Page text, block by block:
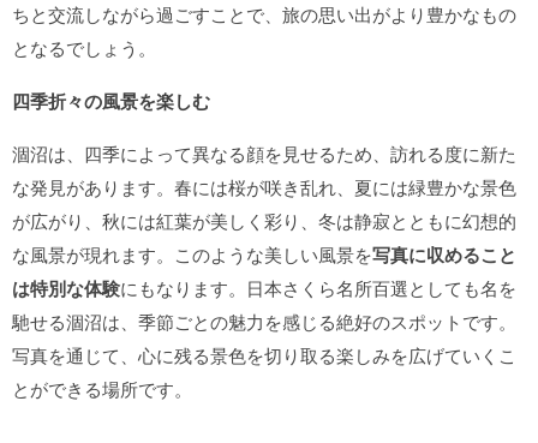
ちと交流しながら過ごすことで、旅の思い出がより豊かなもの
となるでしょう。
四季折々の風景を楽しむ
涸沼は、四季によって異なる顔を見せるため、訪れる度に新た
な発見があります。春には桜が咲き乱れ、夏には緑豊かな景色
が広がり、秋には紅葉が美しく彩り、冬は静寂とともに幻想的
な風景が現れます。このような美しい風景を写真に収めること
は特別な体験にもなります。日本さくら名所百選としても名を
馳せる涸沼は、季節ごとの魅力を感じる絶好のスポットです。
写真を通じて、心に残る景色を切り取る楽しみを広げていくこ
とができる場所です。